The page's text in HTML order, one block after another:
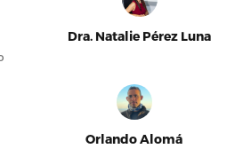
Dra. Natalie Pérez Luna
Orlando Alomá